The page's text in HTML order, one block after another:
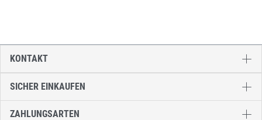
SICHER EINKAUFEN
ZAHLUNGSARTEN
KONTAKT